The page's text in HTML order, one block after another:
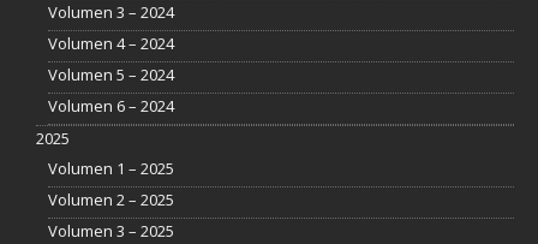
Volumen 3 – 2024
Volumen 4 – 2024
Volumen 5 – 2024
Volumen 6 – 2024
2025
Volumen 1 – 2025
Volumen 2 – 2025
Volumen 3 – 2025